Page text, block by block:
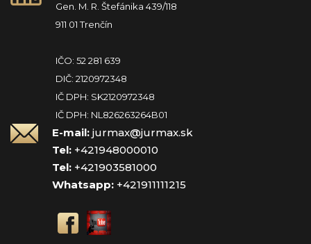
Gen. M. R. Štefánika 439/118
911 01 Trenčín
IČO: 52 281 639
DIČ: 2120972348
IČ DPH: SK2120972348
IČ DPH: NL826263264B01
E-mail: jurmax@jurmax.sk
Tel: +421948000010
Tel: +421903581000
Whatsapp: +421911111215